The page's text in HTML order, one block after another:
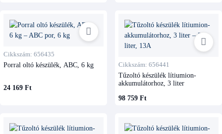
Cikkszám: 656435
Porral oltó készülék, ABC, 6 kg
24 169 Ft
Cikkszám: 656441
Tűzoltó készülék lítiumion-
akkumulátorhoz, 3 liter
98 759 Ft